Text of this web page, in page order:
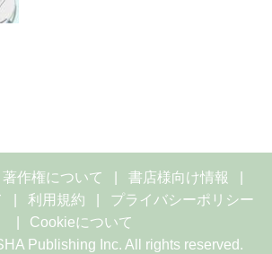
著作権について
書店様向け情報
利用規約
プライバシーポリシー
Cookieについて
Publishing Inc. All rights reserved.